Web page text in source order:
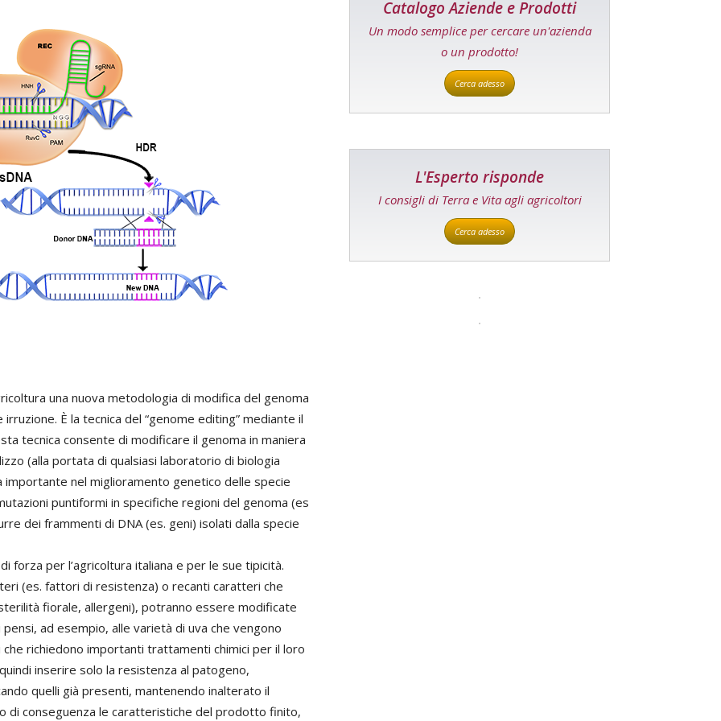
una nuova metodologia di modifica del genoma
È la tecnica del “genome editing” mediante il
tecnica consente di modificare il genoma in maniera
(alla portata di qualsiasi laboratorio di biologia
nel miglioramento genetico delle specie
puntiformi in specifiche regioni del genoma (es
dei frammenti di DNA (es. geni) isolati dalla specie
forza per l’agricoltura italiana e per le sue tipicità.
(es. fattori di resistenza) o recanti caratteri che
fiorale, allergeni), potranno essere modificate
ad esempio, alle varietà di uva che vengono
richiedono importanti trattamenti chimici per il loro
inserire solo la resistenza al patogeno,
quelli già presenti, mantenendo inalterato il
di conseguenza le caratteristiche del prodotto finito,
Catalogo Aziende e Prodotti
Un modo semplice per cercare un'azienda
o un prodotto!
Cerca adesso
L'Esperto risponde
I consigli di Terra e Vita agli agricoltori
Cerca adesso